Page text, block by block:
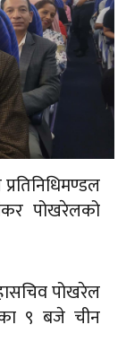
पोखरेलको
पोखरेल
९ बजे चीन